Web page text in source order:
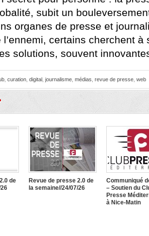
subit un
organes de presse et
l’ennemi, certains cherchent à
solutions, souvent
curation digital journalisme médias revue de presse web
de
Revue de presse 2.0 de
la semaine//24/07/26
Communiqué
– Soutien du
Presse
à Nice-Matin